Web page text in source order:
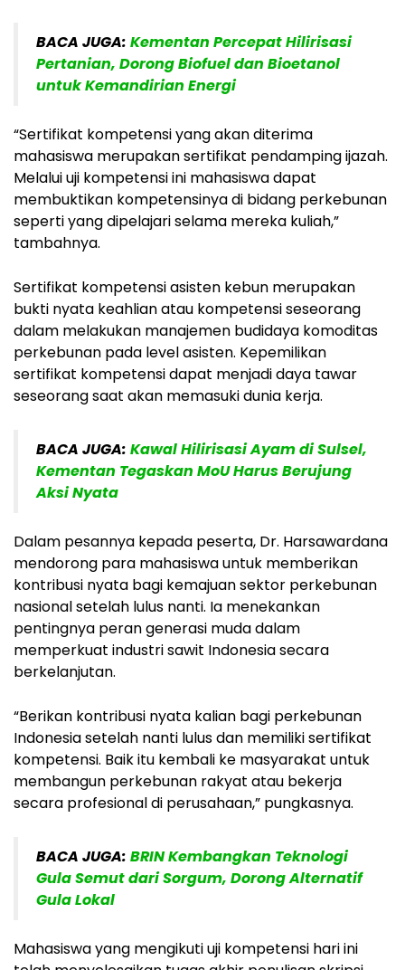
BACA JUGA: Kementan Percepat Hilirisasi
Pertanian, Dorong Biofuel dan Bioetanol
untuk Kemandirian Energi
“Sertifikat kompetensi yang akan diterima
mahasiswa merupakan sertifikat pendamping ijazah.
Melalui uji kompetensi ini mahasiswa dapat
membuktikan kompetensinya di bidang perkebunan
seperti yang dipelajari selama mereka kuliah,”
tambahnya.
Sertifikat kompetensi asisten kebun merupakan
bukti nyata keahlian atau kompetensi seseorang
dalam melakukan manajemen budidaya komoditas
perkebunan pada level asisten. Kepemilikan
sertifikat kompetensi dapat menjadi daya tawar
seseorang saat akan memasuki dunia kerja.
BACA JUGA: Kawal Hilirisasi Ayam di Sulsel,
Kementan Tegaskan MoU Harus Berujung
Aksi Nyata
Dalam pesannya kepada peserta, Dr. Harsawardana
mendorong para mahasiswa untuk memberikan
kontribusi nyata bagi kemajuan sektor perkebunan
nasional setelah lulus nanti. Ia menekankan
pentingnya peran generasi muda dalam
memperkuat industri sawit Indonesia secara
berkelanjutan.
“Berikan kontribusi nyata kalian bagi perkebunan
Indonesia setelah nanti lulus dan memiliki sertifikat
kompetensi. Baik itu kembali ke masyarakat untuk
membangun perkebunan rakyat atau bekerja
secara profesional di perusahaan,” pungkasnya.
BACA JUGA: BRIN Kembangkan Teknologi
Gula Semut dari Sorgum, Dorong Alternatif
Gula Lokal
Mahasiswa yang mengikuti uji kompetensi hari ini